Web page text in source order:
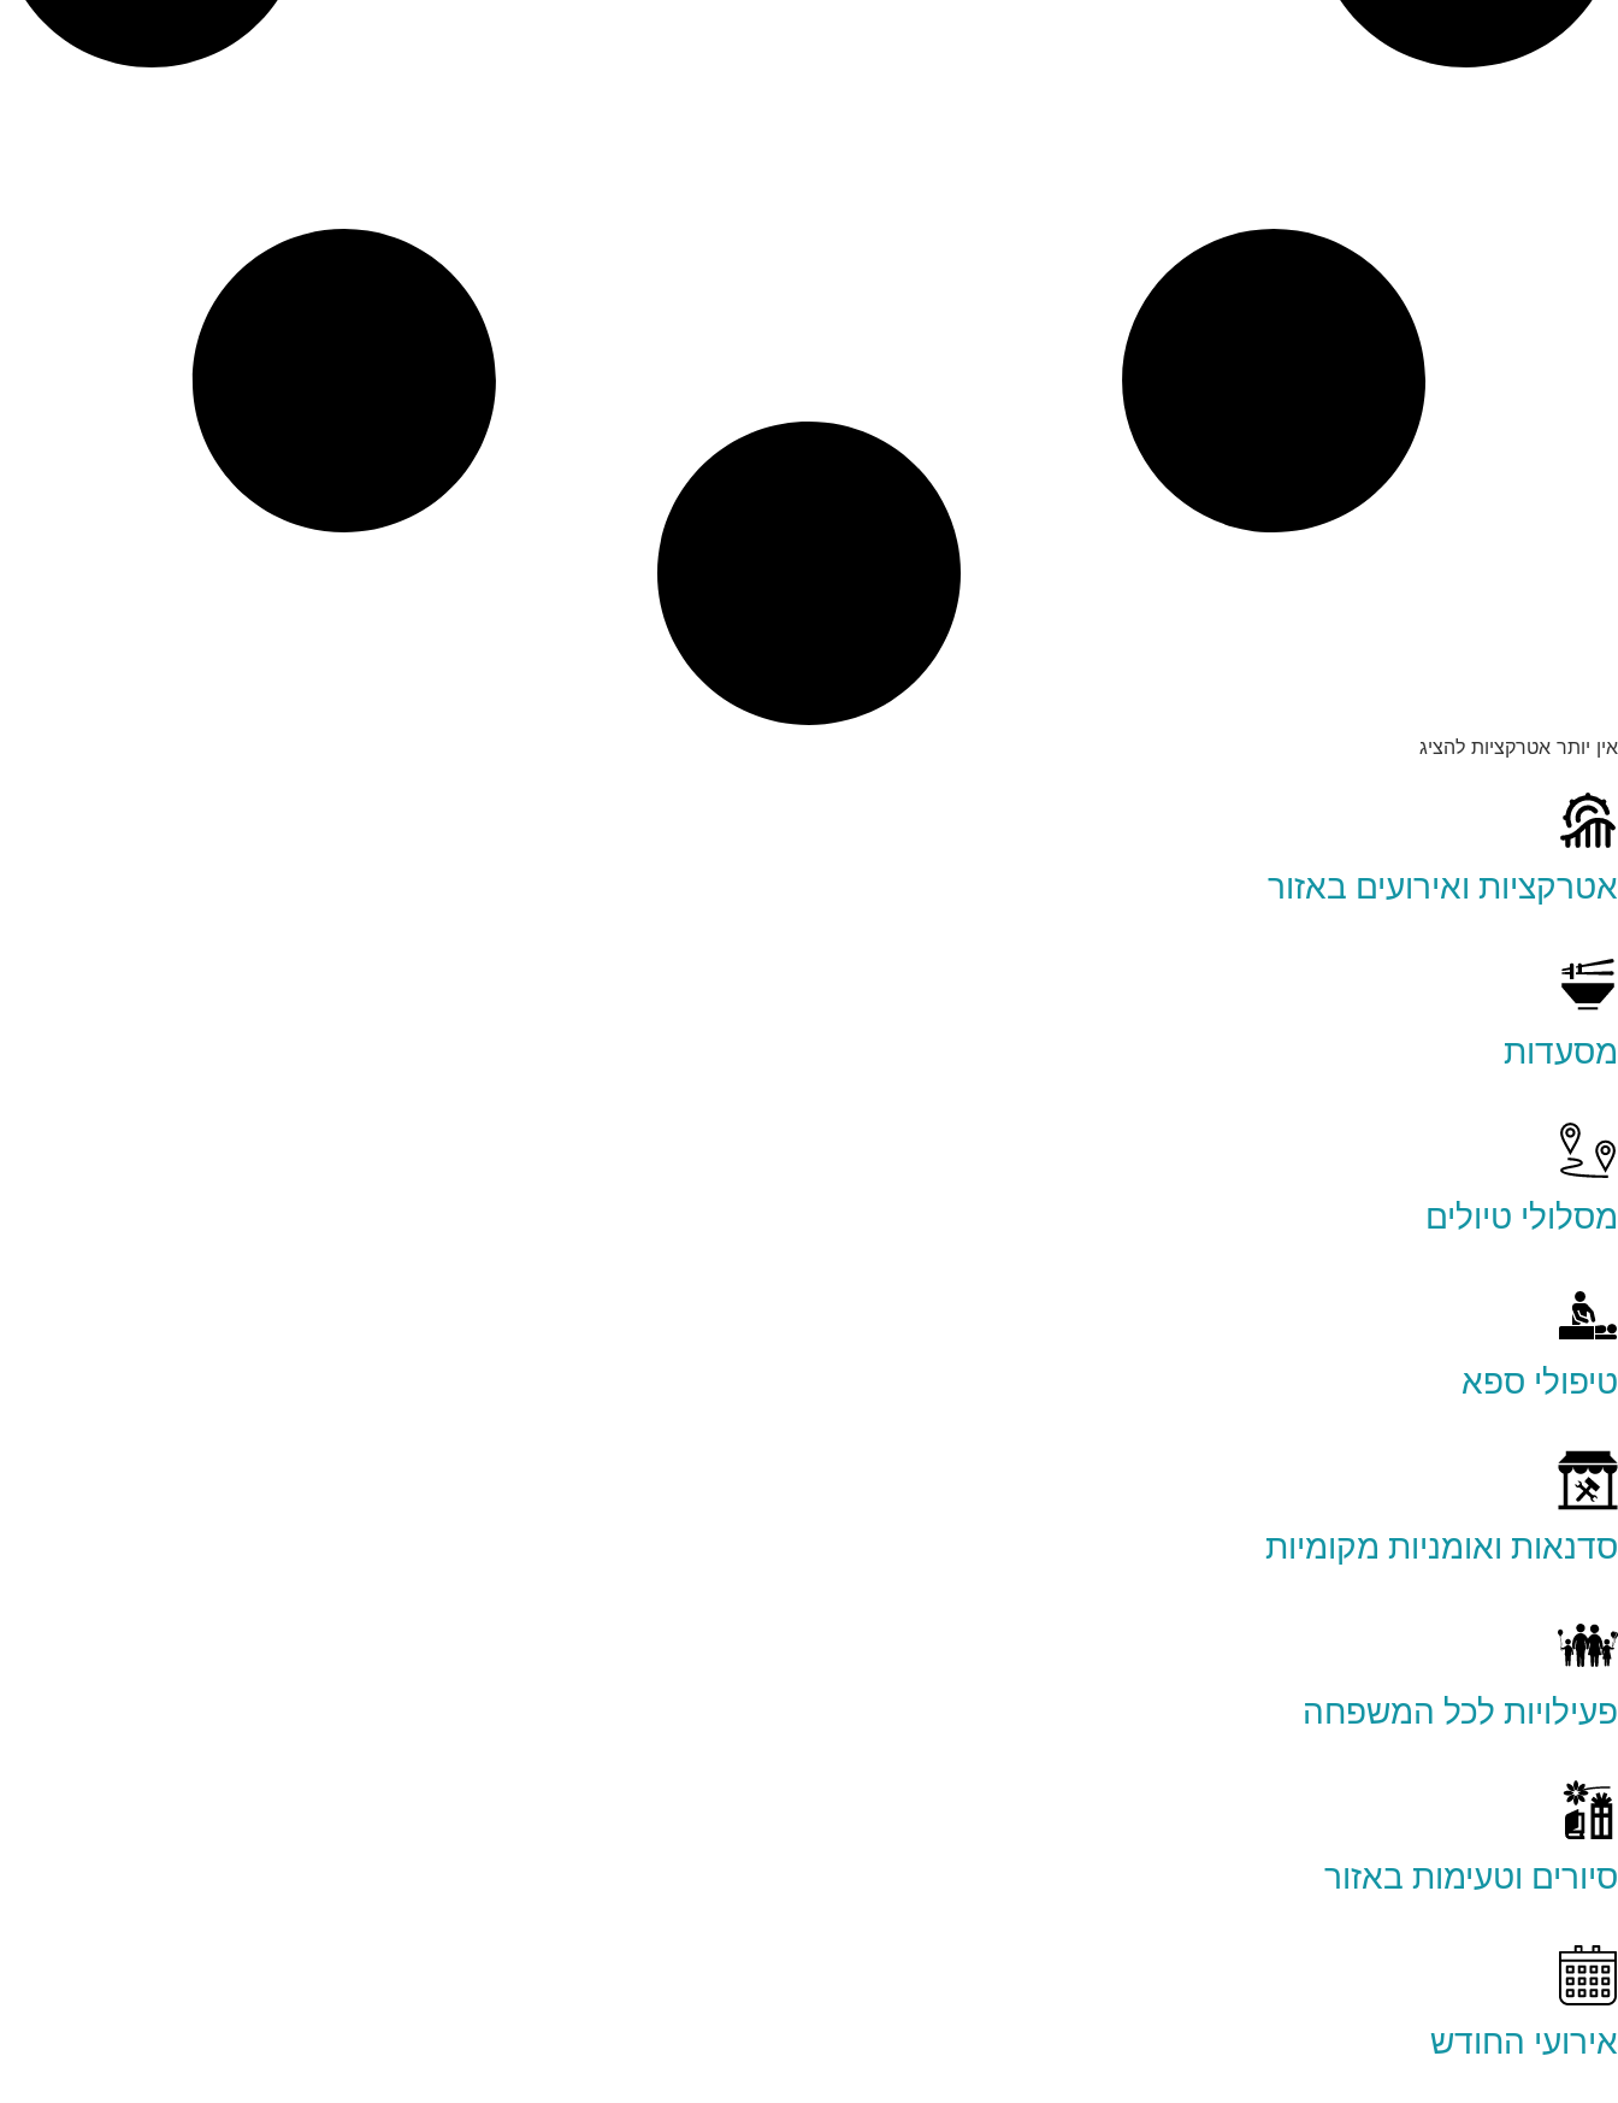
אין יותר אטרקציות להציג
אטרקציות ואירועים באזור
מסעדות
מסלולי טיולים
טיפולי ספא
סדנאות ואומניות מקומיות
פעילויות לכל המשפחה
סיורים וטעימות באזור
אירועי החודש